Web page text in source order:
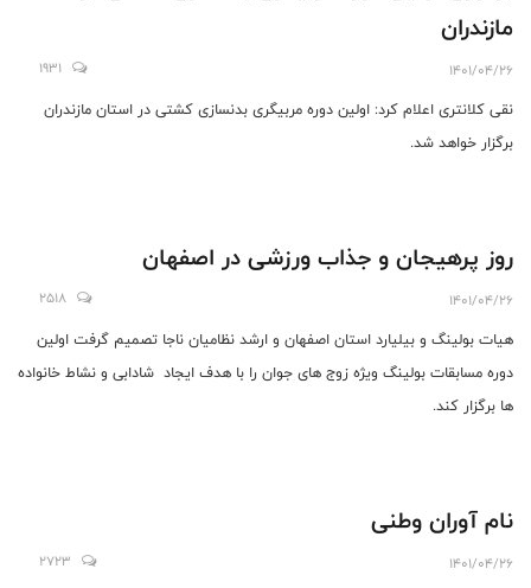
مازندران
1401/04/26
1931
نقی کلانتری اعلام کرد: اولین دوره مربیگری بدنسازی کشتی در استان مازندران
برگزار خواهد شد.
روز پرهیجان و جذاب ورزشی در اصفهان
1401/04/26
2518
هیات بولینگ و بیلیارد استان اصفهان و ارشد نظامیان ناجا تصمیم گرفت اولین
دوره مسابقات بولینگ ویژه زوج های جوان را با هدف ایجاد شادابی و نشاط خانواده
ها برگزار کند.
نام آوران وطنی
1401/04/26
2723